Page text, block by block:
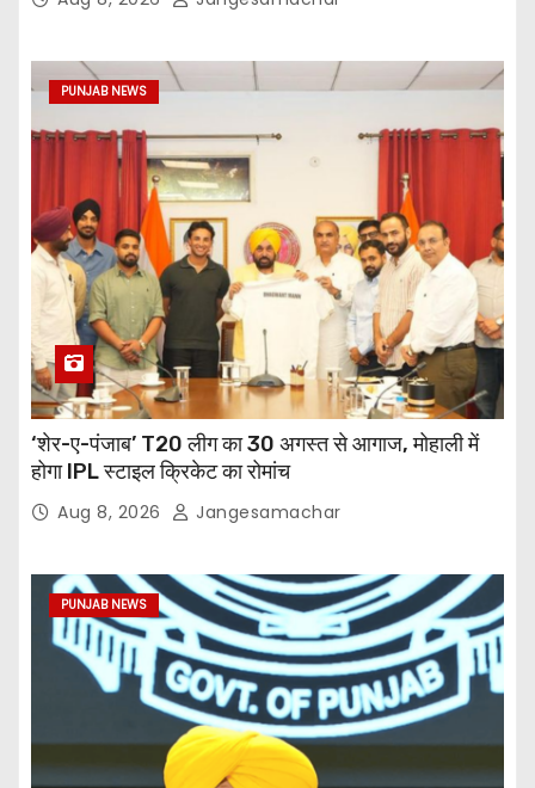
PUNJAB NEWS
‘शेर-ए-पंजाब’ T20 लीग का 30 अगस्त से आगाज, मोहाली में
होगा IPL स्टाइल क्रिकेट का रोमांच
Aug 8, 2026 Jangesamachar
PUNJAB NEWS